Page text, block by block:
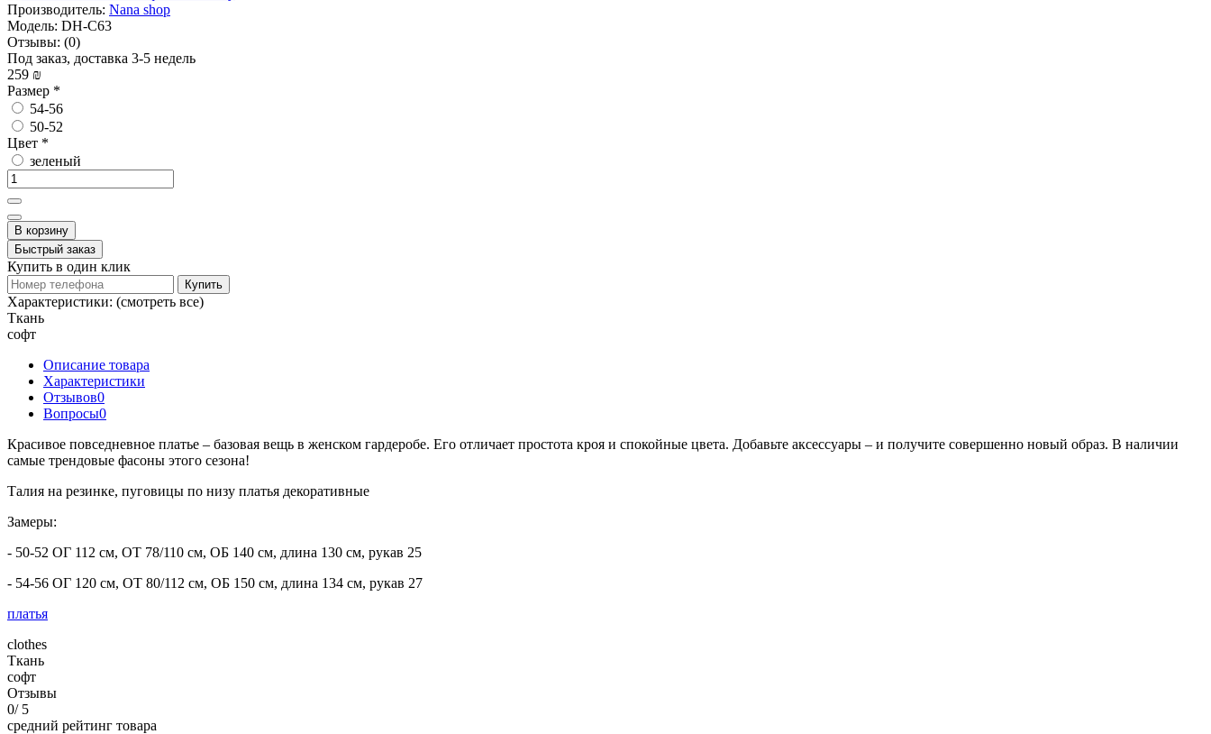
Производитель: Nana shop
Модель: DH-С63
Отзывы: (0)
Под заказ, доставка 3-5 недель
259 ₪
Размер *
54-56
50-52
Цвет *
зеленый
В корзину
Быстрый заказ
Купить в один клик
Купить
Характеристики: (смотреть все)
Ткань
софт
Описание товара
Характеристики
Отзывов0
Вопросы0
Красивое повседневное платье – базовая вещь в женском гардеробе. Его отличает простота кроя и спокойные цвета. Добавьте аксессуары – и получите совершенно новый образ. В наличии
самые трендовые фасоны этого сезона!
Талия на резинке, пуговицы по низу платья декоративные
Замеры:
- 50-52 ОГ 112 см, ОТ 78/110 см, ОБ 140 см, длина 130 см, рукав 25
- 54-56 ОГ 120 см, ОТ 80/112 см, ОБ 150 см, длина 134 см, рукав 27
платья
clothes
Ткань
софт
Отзывы
0/ 5
средний рейтинг товара